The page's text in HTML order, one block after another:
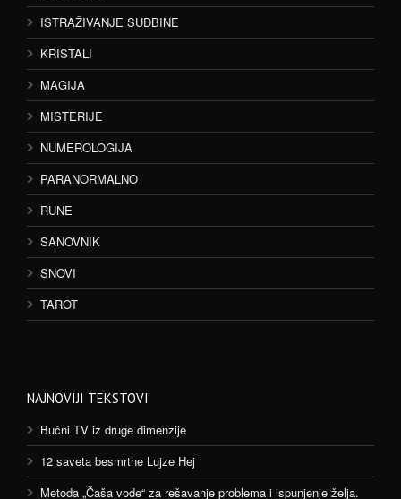
ISTRAŽIVANJE SUDBINE
KRISTALI
MAGIJA
MISTERIJE
NUMEROLOGIJA
PARANORMALNO
RUNE
SANOVNIK
SNOVI
TAROT
NAJNOVIJI TEKSTOVI
Bučni TV iz druge dimenzije
12 saveta besmrtne Lujze Hej
Metoda „Čaša vode“ za rešavanje problema i ispunjenje želja.